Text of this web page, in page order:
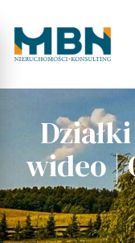
wideo |